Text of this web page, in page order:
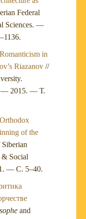
Federal
Sciences. —
in
Riazanov //
— 2015. — Т.
of the
& Social
— С. 5–40.
and